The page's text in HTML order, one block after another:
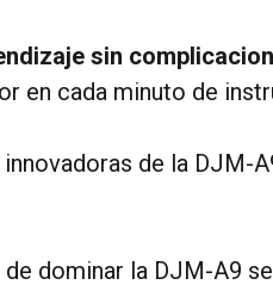
sin
en cada minuto de
de la DJM-
dominar la DJM-A9